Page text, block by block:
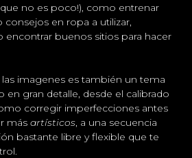
no es poco!), como entrenar
consejos en ropa a utilizar,
buenos sitios para hacer
imagenes es también un tema
en gran detalle, desde el calibrado
corregir imperfecciones antes
más artísticos, a una secuencia
bastante libre y flexible que te